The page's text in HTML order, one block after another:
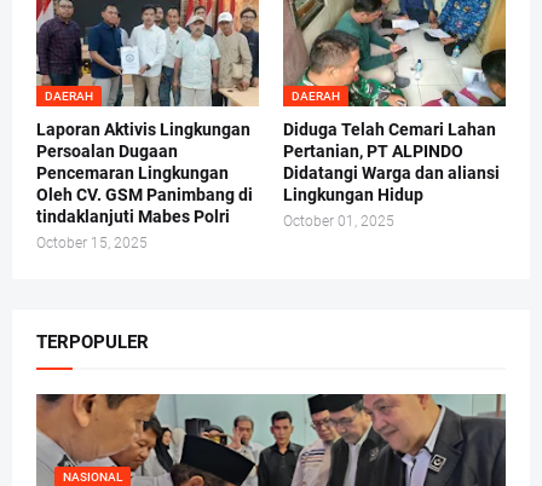
DAERAH
Laporan Aktivis Lingkungan
Persoalan Dugaan
Pencemaran Lingkungan
Oleh CV. GSM Panimbang di
tindaklanjuti Mabes Polri
October 15, 2025
DAERAH
Diduga Telah Cemari Lahan
Pertanian, PT ALPINDO
Didatangi Warga dan aliansi
Lingkungan Hidup
October 01, 2025
TERPOPULER
NASIONAL